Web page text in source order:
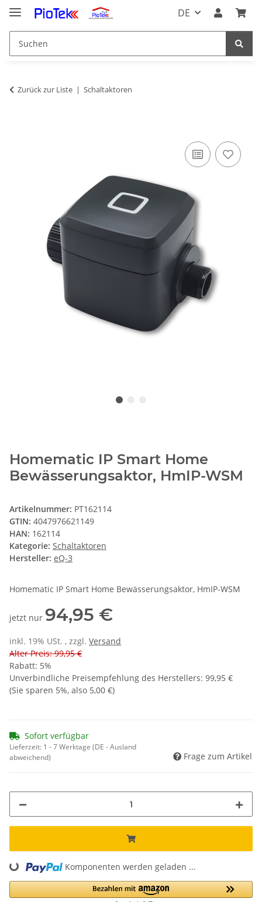
DE
Zurück zur Liste Schaltaktoren
Homematic IP Smart Home
Bewässerungsaktor, HmIP-WSM
Artikelnummer: PT162114
GTIN: 4047976621149
HAN: 162114
Kategorie: Schaltaktoren
Hersteller: eQ-3
Homematic IP Smart Home Bewässerungsaktor, HmIP-WSM
jetzt nur 94,95 €
inkl. 19% USt. , zzgl. Versand
Alter Preis: 99,95 €
Rabatt: 5%
Unverbindliche Preisempfehlung des Herstellers: 99,95 €
(Sie sparen 5%, also 5,00 €)
Sofort verfügbar
Lieferzeit: 1 - 7 Werktage (DE - Ausland
abweichend)
Frage zum Artikel
Loading... Komponenten werden geladen ...